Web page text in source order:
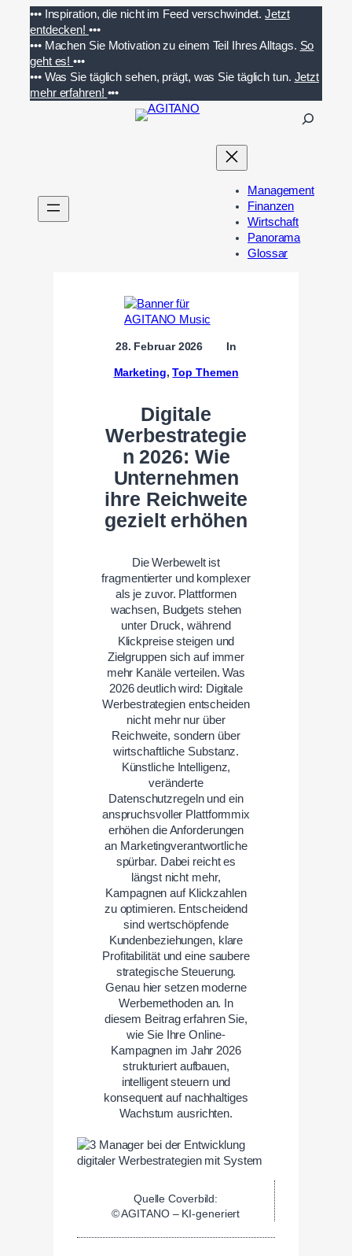
Inhalt
springen
••• Inspiration, die nicht im Feed verschwindet. Jetzt
entdecken! •••
••• Machen Sie Motivation zu einem Teil Ihres Alltags. So
geht es!•••
••• Was Sie täglich sehen, prägt, was Sie täglich tun. Jetzt
mehr erfahren! •••
n
Management
Finanzen
Wirtschaft
Panorama
Glossar
28. Februar 2026 In
Marketing, Top Themen
Digitale
Werbestrategie
n 2026: Wie
Unternehmen
ihre Reichweite
gezielt erhöhen
Die Werbewelt ist
fragmentierter und komplexer
als je zuvor. Plattformen
wachsen, Budgets stehen
unter Druck, während
Klickpreise steigen und
Zielgruppen sich auf immer
mehr Kanäle verteilen. Was
2026 deutlich wird: Digitale
Werbestrategien entscheiden
nicht mehr nur über
Reichweite, sondern über
wirtschaftliche Substanz.
Künstliche Intelligenz,
veränderte
Datenschutzregeln und ein
anspruchsvoller Plattformmix
erhöhen die Anforderungen
an Marketingverantwortliche
spürbar. Dabei reicht es
längst nicht mehr,
Kampagnen auf Klickzahlen
zu optimieren. Entscheidend
sind wertschöpfende
Kundenbeziehungen, klare
Profitabilität und eine saubere
strategische Steuerung.
Genau hier setzen moderne
Werbemethoden an. In
diesem Beitrag erfahren Sie,
wie Sie Ihre Online-
Kampagnen im Jahr 2026
strukturiert aufbauen,
intelligent steuern und
konsequent auf nachhaltiges
Wachstum ausrichten.
Quelle Coverbild:
© AGITANO – KI-generiert